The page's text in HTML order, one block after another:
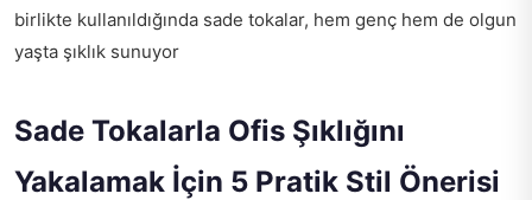
birlikte kullanıldığında sade tokalar, hem genç hem de olgun
yaşta şıklık sunuyor
Sade Tokalarla Ofis Şıklığını
Yakalamak İçin 5 Pratik Stil Önerisi